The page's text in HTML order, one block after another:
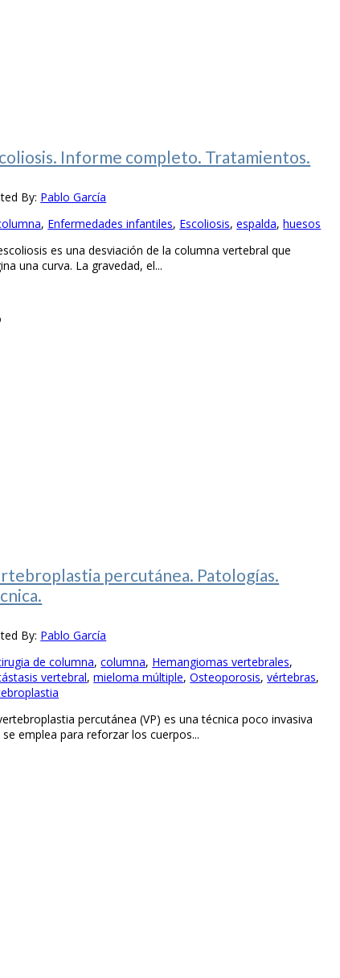
Informe completo. Tratamientos.
By: Pablo García
, Enfermedades infantiles, Escoliosis,espalda,huesos
es una desviación de la columna vertebral que
una curva. La gravedad, el...
percutánea. Patologías.
By: Pablo García
de columna,columna, Hemangiomas vertebrales,
vertebral,mieloma múltiple,Osteoporosis,vértebras,
percutánea (VP) es una técnica poco invasiva
se emplea para reforzar los cuerpos...